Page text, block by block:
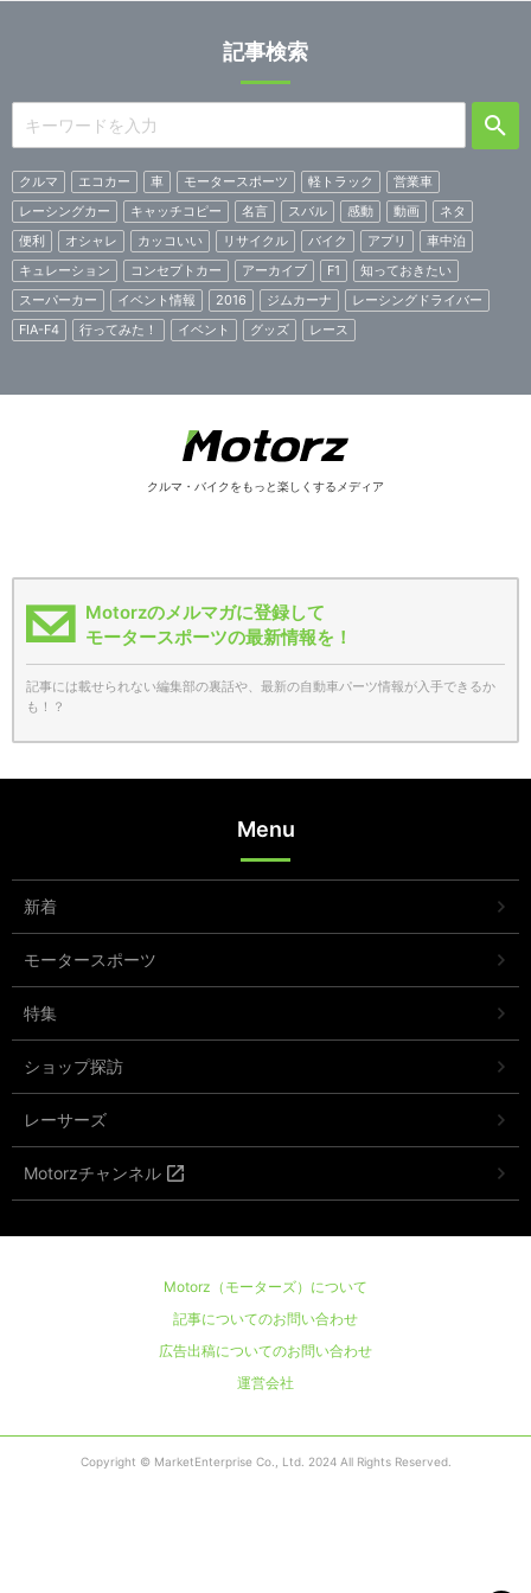
記事検索
クルマ エコカー 車 モータースポーツ 軽トラック
営業車
レーシングカー
キャッチコピー 名言 スバル 感動 動画
ネタ
便利
オシャレ カッコいい リサイクル バイク アプリ
車中泊
キュレーション
コンセプトカー アーカイブ F1
知っておきたい
スーパーカー
イベント情報 2016 ジムカーナ
レーシングドライバー
FIA-F4
行ってみた！ イベント グッズ レース
クルマ・バイクをもっと楽しくするメディア
Motorzのメルマガに登録して
モータースポーツの最新情報を！
記事には載せられない編集部の裏話や、最新の自動車パーツ情報が入手できるか
も！？
Menu
新着
モータースポーツ
特集
ショップ探訪
レーサーズ
Motorzチャンネル
Motorz（モーターズ）について
記事についてのお問い合わせ
広告出稿についてのお問い合わせ
運営会社
Copyright © MarketEnterprise Co., Ltd. 2024 All Rights Reserved.